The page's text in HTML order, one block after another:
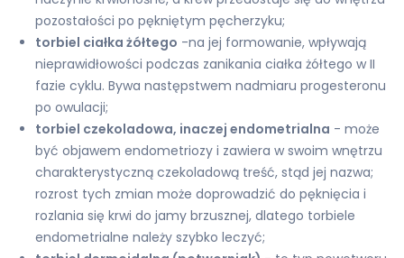
pozostałości po pękniętym pęcherzyku;
torbiel ciałka żółtego -na jej formowanie, wpływają
nieprawidłowości podczas zanikania ciałka żółtego w II
fazie cyklu. Bywa następstwem nadmiaru progesteronu
po owulacji;
torbiel czekoladowa, inaczej endometrialna - może
być objawem endometriozy i zawiera w swoim wnętrzu
charakterystyczną czekoladową treść, stąd jej nazwa;
rozrost tych zmian może doprowadzić do pęknięcia i
rozlania się krwi do jamy brzusznej, dlatego torbiele
endometrialne należy szybko leczyć;